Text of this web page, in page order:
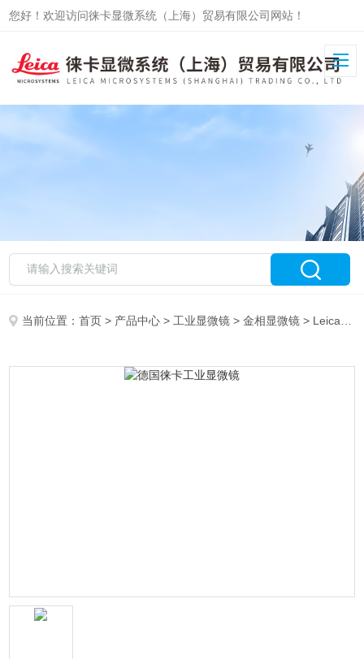
您好！欢迎访问徕卡显微系统（上海）贸易有限公司网站！
当前位置：首页 > 产品中心 > 工业显微镜 >金相显微镜 > Leica DM IL LED德国徕卡工业显微镜